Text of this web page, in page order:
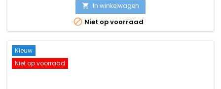
 In winkelwagen
 Niet op voorraad
Nieuw
Niet op voorraad